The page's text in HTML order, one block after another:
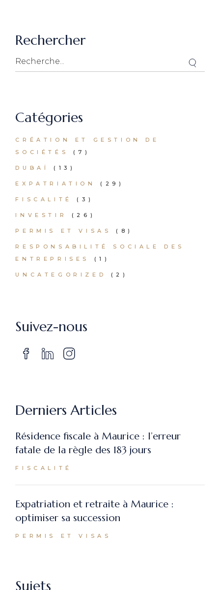
Rechercher
Catégories
CRÉATION ET GESTION DE
SOCIÉTÉS
(7)
DUBAÏ (13)
EXPATRIATION (29)
FISCALITÉ (3)
INVESTIR (26)
PERMIS ET VISAS (8)
RESPONSABILITÉ SOCIALE DES
ENTREPRISES
(1)
UNCATEGORIZED (2)
Suivez-nous
Derniers Articles
Résidence fiscale à Maurice : l’erreur
fatale de la règle des 183 jours
FISCALITÉ
Expatriation et retraite à Maurice :
optimiser sa succession
PERMIS ET VISAS
Sujets